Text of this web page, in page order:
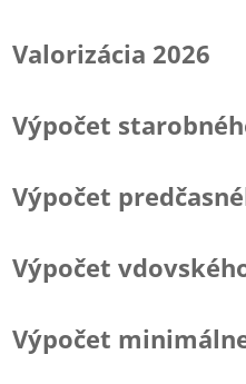
Valorizácia 2026
Výpočet
Výpočet
Výpočet
Výpočet